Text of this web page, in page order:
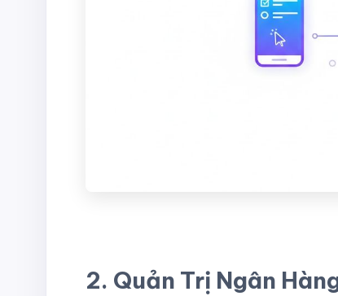
2. Quản Trị Ngân